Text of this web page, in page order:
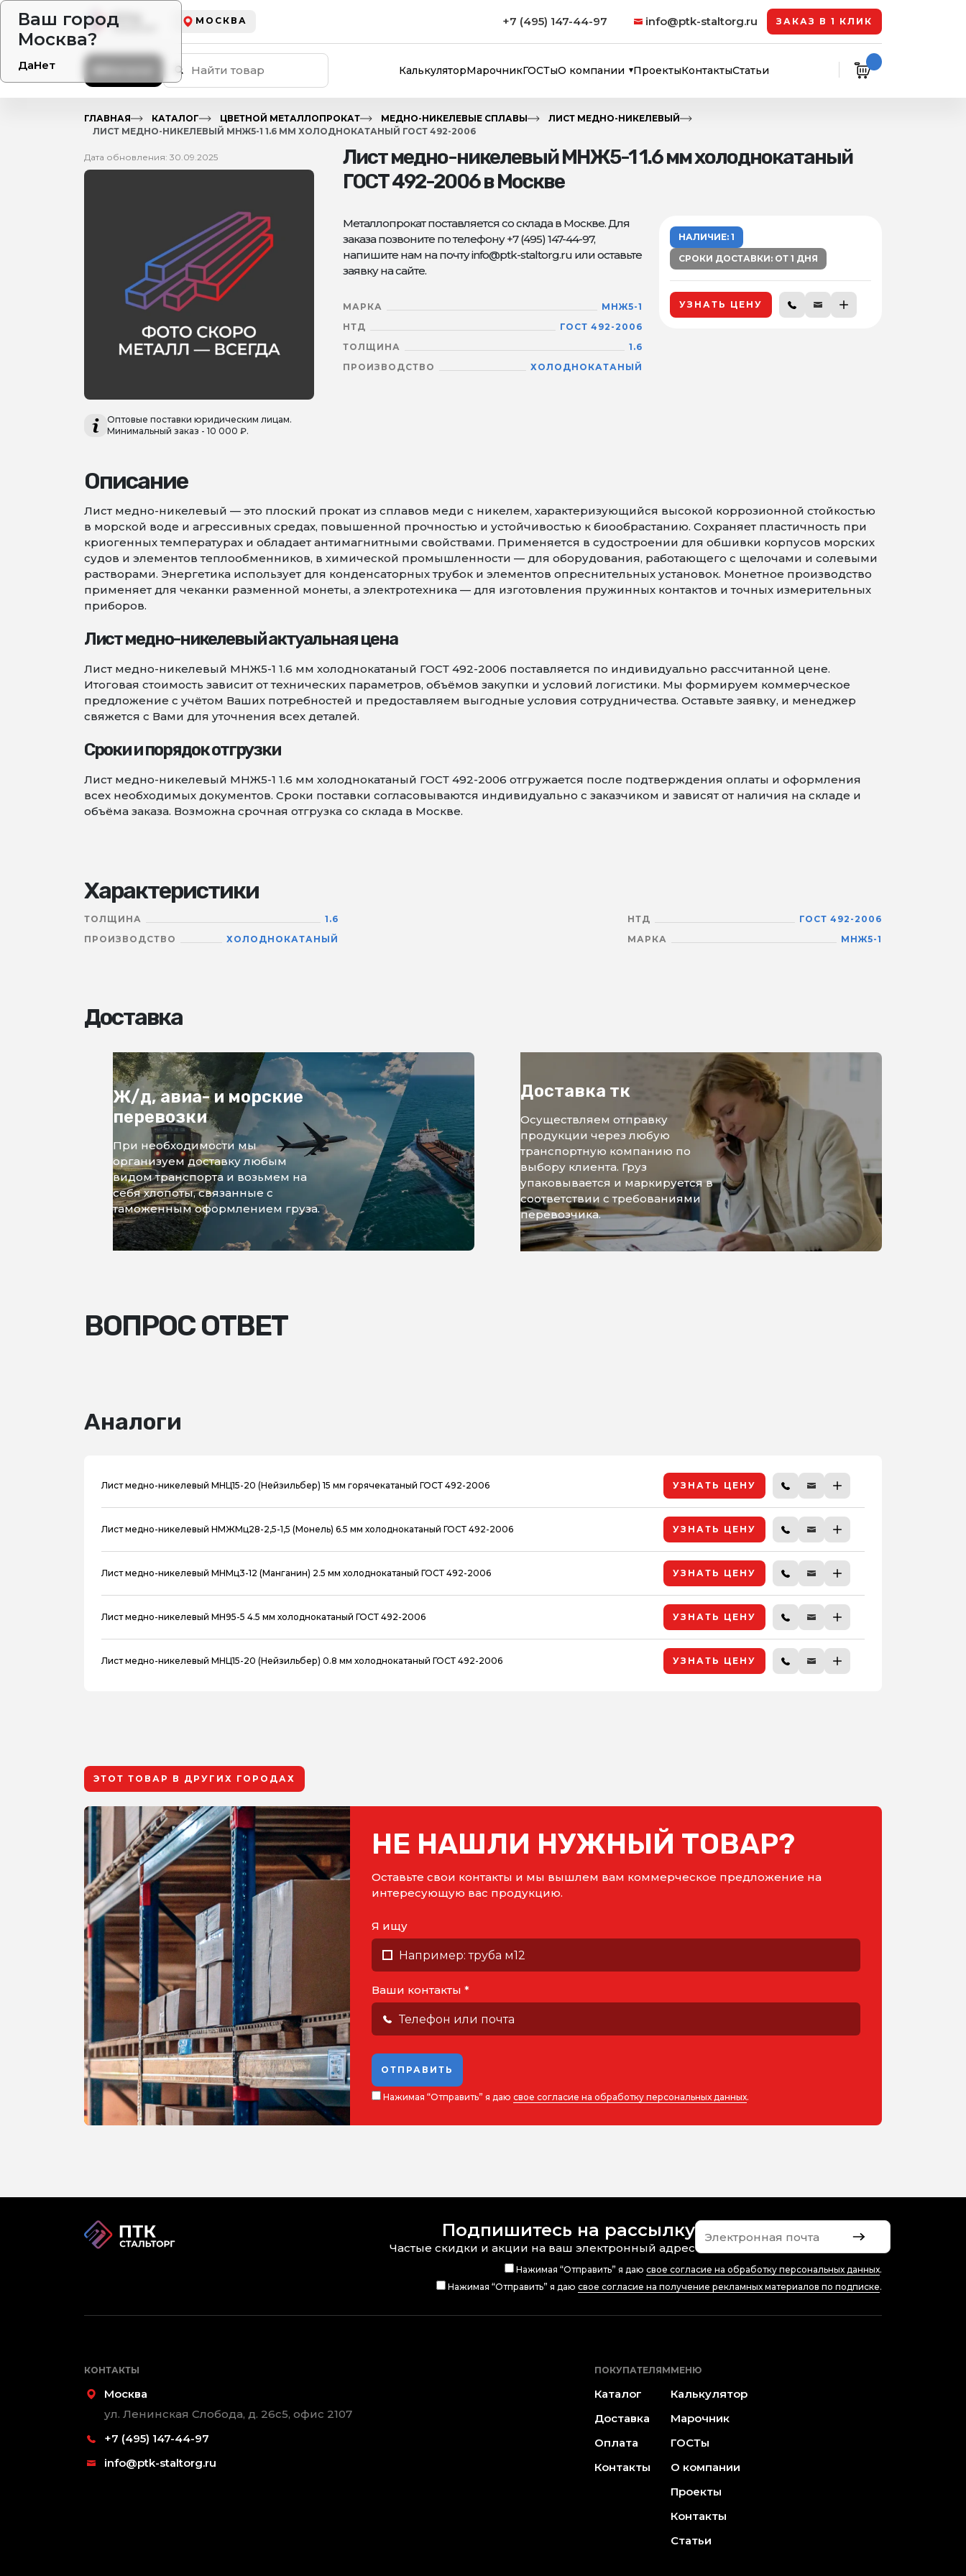
Ваш город
Москва?
ДаНет
МОСКВА +7 (495) 147-44-97 info@ptk-staltorg.ru ЗАКАЗ В 1 КЛИК
КалькуляторМарочникГОСТыО компании ПроектыКонтактыСтатьи
ГЛАВНАЯ КАТАЛОГ ЦВЕТНОЙ МЕТАЛЛОПРОКАТ МЕДНО-НИКЕЛЕВЫЕ СПЛАВЫ
ЛИСТ МЕДНО-НИКЕЛЕВЫЙ
ЛИСТ МЕДНО-НИКЕЛЕВЫЙ МНЖ5-1 1.6 ММ ХОЛОДНОКАТАНЫЙ ГОСТ 492-2006
Лист медно-никелевый МНЖ5-1 1.6 мм холоднокатаный
ГОСТ 492-2006 в Москве
Металлопрокат поставляется со склада в Москве. Для
заказа позвоните по телефону +7 (495) 147-44-97,
напишите нам на почту info@ptk-staltorg.ru или оставьте
заявку на сайте.
МАРКА
МНЖ5-1
НТД
ГОСТ 492-2006
ТОЛЩИНА
1.6
ПРОИЗВОДСТВО
ХОЛОДНОКАТАНЫЙ
НАЛИЧИЕ: 1
СРОКИ ДОСТАВКИ: ОТ 1 ДНЯ
УЗНАТЬ ЦЕНУ
Дата обновления: 30.09.2025
Оптовые поставки юридическим лицам.
Минимальный заказ - 10 000 ₽.
Описание
Лист медно-никелевый — это плоский прокат из сплавов меди с никелем, характеризующийся высокой коррозионной стойкостью
в морской воде и агрессивных средах, повышенной прочностью и устойчивостью к биообрастанию. Сохраняет пластичность при
криогенных температурах и обладает антимагнитными свойствами. Применяется в судостроении для обшивки корпусов морских
судов и элементов теплообменников, в химической промышленности — для оборудования, работающего с щелочами и солевыми
растворами. Энергетика использует для конденсаторных трубок и элементов опреснительных установок. Монетное производство
применяет для чеканки разменной монеты, а электротехника — для изготовления пружинных контактов и точных измерительных
приборов.
Лист медно-никелевый актуальная цена
Лист медно-никелевый МНЖ5-1 1.6 мм холоднокатаный ГОСТ 492-2006 поставляется по индивидуально рассчитанной цене.
Итоговая стоимость зависит от технических параметров, объёмов закупки и условий логистики. Мы формируем коммерческое
предложение с учётом Ваших потребностей и предоставляем выгодные условия сотрудничества. Оставьте заявку, и менеджер
свяжется с Вами для уточнения всех деталей.
Сроки и порядок отгрузки
Лист медно-никелевый МНЖ5-1 1.6 мм холоднокатаный ГОСТ 492-2006 отгружается после подтверждения оплаты и оформления
всех необходимых документов. Сроки поставки согласовываются индивидуально с заказчиком и зависят от наличия на складе и
объёма заказа. Возможна срочная отгрузка со склада в Москве.
Характеристики
ТОЛЩИНА
1.6
ПРОИЗВОДСТВО
ХОЛОДНОКАТАНЫЙ
НТД
ГОСТ 492-2006
МАРКА
МНЖ5-1
Доставка
Ж/д, авиа- и морские
перевозки
При необходимости мы
организуем доставку любым
видом транспорта и возьмем на
себя хлопоты, связанные с
таможенным оформлением груза.
Доставка тк
Осуществляем отправку
продукции через любую
транспортную компанию по
выбору клиента. Груз
упаковывается и маркируется в
соответствии с требованиями
перевозчика.
ВОПРОС ОТВЕТ
Аналоги
Лист медно-никелевый МНЦ15-20 (Нейзильбер) 15 мм горячекатаный ГОСТ 492-2006 УЗНАТЬ ЦЕНУ
Лист медно-никелевый НМЖМц28-2,5-1,5 (Монель) 6.5 мм холоднокатаный ГОСТ 492-2006 УЗНАТЬ ЦЕНУ
Лист медно-никелевый МНМц3-12 (Манганин) 2.5 мм холоднокатаный ГОСТ 492-2006 УЗНАТЬ ЦЕНУ
Лист медно-никелевый МН95-5 4.5 мм холоднокатаный ГОСТ 492-2006 УЗНАТЬ ЦЕНУ
Лист медно-никелевый МНЦ15-20 (Нейзильбер) 0.8 мм холоднокатаный ГОСТ 492-2006 УЗНАТЬ ЦЕНУ
ЭТОТ ТОВАР В ДРУГИХ ГОРОДАХ
НЕ НАШЛИ НУЖНЫЙ ТОВАР?
Оставьте свои контакты и мы вышлем вам коммерческое предложение на
интересующую вас продукцию.
Я ищу
Ваши контакты *
ОТПРАВИТЬ
Нажимая “Отправить” я даю свое согласие на обработку персональных данных.
Подпишитесь на рассылку
Частые скидки и акции на ваш электронный адрес
Нажимая “Отправить” я даю свое согласие на обработку персональных данных.
Нажимая “Отправить” я даю свое согласие на получение рекламных материалов по подписке.
КОНТАКТЫ
Москва
ул. Ленинская Слобода, д. 26с5, офис 2107
+7 (495) 147-44-97
info@ptk-staltorg.ru
ПОКУПАТЕЛЯМ
Каталог
Доставка
Оплата
Контакты
МЕНЮ
Калькулятор
Марочник
ГОСТы
О компании
Проекты
Контакты
Статьи